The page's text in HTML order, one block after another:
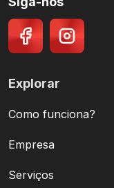
Explorar
Como funciona?
Empresa
Serviços